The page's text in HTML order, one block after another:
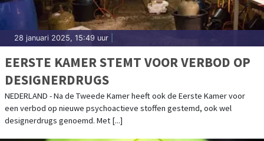
28 januari 2025, 15:49 uur
EERSTE KAMER STEMT VOOR VERBOD OP
DESIGNERDRUGS
NEDERLAND - Na de Tweede Kamer heeft ook de Eerste Kamer voor
een verbod op nieuwe psychoactieve stoffen gestemd, ook wel
designerdrugs genoemd. Met [...]